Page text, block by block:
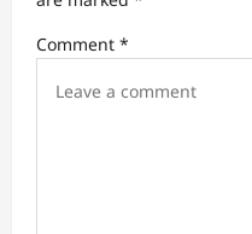
a
Comment *